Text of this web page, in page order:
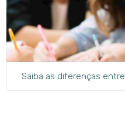
Saiba as diferenças